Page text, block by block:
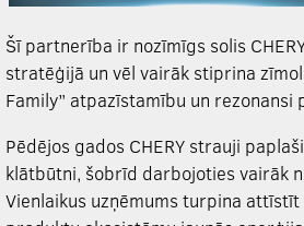
Šī partnerība ir nozīmīgs solis
stratēģijā un vēl vairāk stiprina
Family” atpazīstamību un rezonansi
Pēdējos gados CHERY strauji
klātbūtni, šobrīd darbojoties vairāk
Vienlaikus uzņēmums turpina